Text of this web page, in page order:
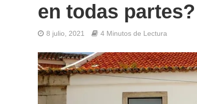
en todas partes?
8 julio, 2021 4 Minutos de Lectura